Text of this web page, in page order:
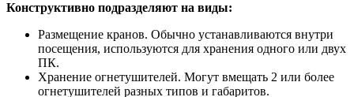
Конструктивно подразделяют на виды:
Размещение кранов. Обычно устанавливаются внутри
посещения, используются для хранения одного или двух
ПК.
Хранение огнетушителей. Могут вмещать 2 или более
огнетушителей разных типов и габаритов.